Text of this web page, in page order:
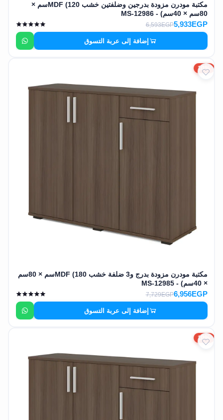
مكتبة مودرن مزودة بدرجين وضلفتين خشب MDF (120سم ×
80سم × 40سم) - MS-12986
5,933EGP
6,593EGP
إضافة إلى عربة التسوق
10%
مكتبة مودرن مزودة بدرج و3 ضلفة خشب MDF (180سم × 80سم
× 40سم) - MS-12985
6,956EGP
7,729EGP
إضافة إلى عربة التسوق
10%